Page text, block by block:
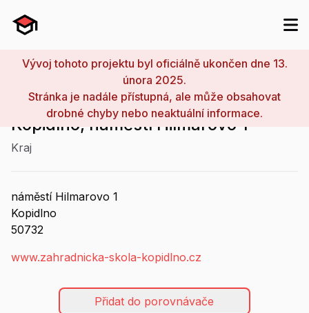
Vývoj tohoto projektu byl oficiálně ukončen dne 13.
února 2025.
Stránka je nadále přístupná, ale může obsahovat
drobné chyby nebo neaktuální informace.
Střední škola zahradnická,
Kopidlno, náměstí Hilmarovo 1
Kraj
náměstí Hilmarovo 1
Kopidlno
50732
www.zahradnicka-skola-kopidlno.cz
Přidat do porovnávače